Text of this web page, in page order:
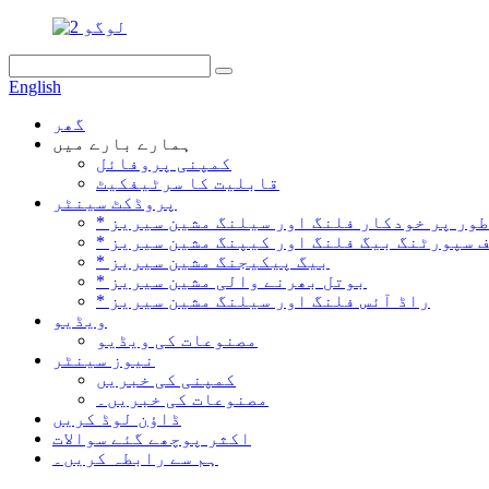
English
گھر
ہمارے بارے میں
کمپنی پروفائل
قابلیت کا سرٹیفکیٹ
پروڈکٹ سینٹر
طور پر خودکار فلنگ اور سیلنگ مشین سیریز
سپورٹنگ بیگ فلنگ اور کیپنگ مشین سیریز
* بیگ پیکیجنگ مشین سیریز
* بوتل بھرنے والی مشین سیریز
* راڈ آئس فلنگ اور سیلنگ مشین سیریز
ویڈیو
مصنوعات کی ویڈیو
نیوز سینٹر
کمپنی کی خبریں
مصنوعات کی خبریں۔
ڈاؤن لوڈ کریں
اکثر پوچھے گئے سوالات
ہم سے رابطہ کریں۔